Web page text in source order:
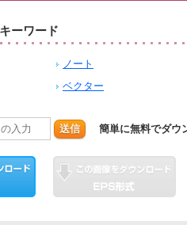
ーワード
ノート
ベクター
送信 簡単に無料でダウ